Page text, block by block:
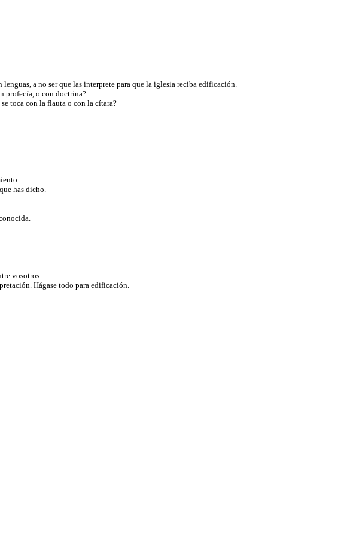
a no ser que las interprete para que la iglesia reciba edificación.
profecía, o con doctrina?
toca con la flauta o con la cítara?
has dicho.
vosotros.
Hágase todo para edificación.